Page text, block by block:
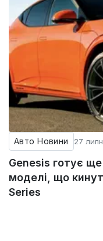
Авто Новини 27
Genesis готує
моделі, що
Series